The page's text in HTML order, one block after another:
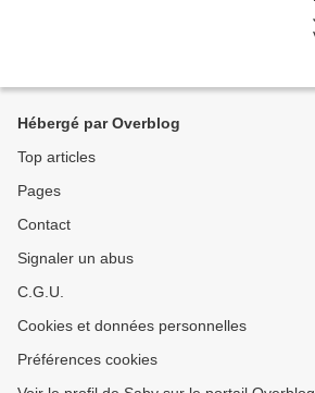
Hébergé par Overblog
Top articles
Pages
Contact
Signaler un abus
C.G.U.
Cookies et données personnelles
Préférences cookies